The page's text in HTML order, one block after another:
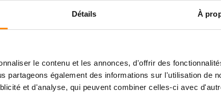
Détails À
le contenu et les annonces, d'offrir des
partageons également des informations sur l'utilisation de
et d'analyse, qui peuvent combiner celles-ci avec
notice de pose ?
il est essentiel de respecter certaines consignes de
et d’avoir une jonction de planche sur un tasseau,
?